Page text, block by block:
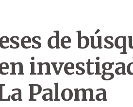
de
Paloma